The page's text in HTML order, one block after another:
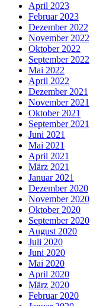
April 2023
Februar 2023
Dezember 2022
November 2022
Oktober 2022
September 2022
Mai 2022
April 2022
Dezember 2021
November 2021
Oktober 2021
September 2021
Juni 2021
Mai 2021
April 2021
März 2021
Januar 2021
Dezember 2020
November 2020
Oktober 2020
September 2020
August 2020
Juli 2020
Juni 2020
Mai 2020
April 2020
März 2020
Februar 2020